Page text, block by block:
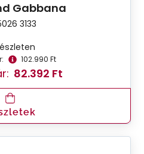
Gabbana
3133
102.990 Ft
82.392 Ft